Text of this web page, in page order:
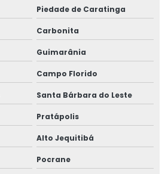
Piedade de Caratinga
Carbonita
Guimarânia
Campo Florido
Santa Bárbara do Leste
Pratápolis
Alto Jequitibá
Pocrane